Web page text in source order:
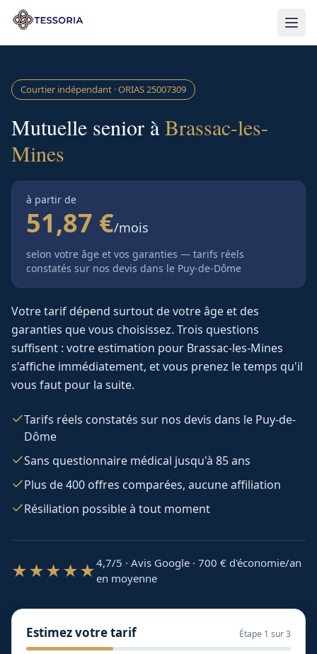
Aller au contenu principal
Courtier indépendant · ORIAS25007309
Mutuelle senior àBrassac-les-
Mines
à partir de
51,87 €/mois
selon votre âge et vos garanties — tarifs réels
constatés sur nos devis dans le Puy-de-Dôme
Votre tarif dépend surtout de votre âge et des
garanties que vous choisissez. Trois questions
suffisent : votre estimation pour Brassac-les-Mines
s'affiche immédiatement, et vous prenez le temps qu'il
vous faut pour la suite.
Tarifs réels constatés sur nos devis dans le Puy-de-
Dôme
Sans questionnaire médical jusqu'à 85 ans
Plus de 400 offres comparées, aucune affiliation
Résiliation possible à tout moment
★★★★★4,7/5 · Avis Google · 700 € d'économie/an
en moyenne
Estimez votre tarif Étape 1 sur 3